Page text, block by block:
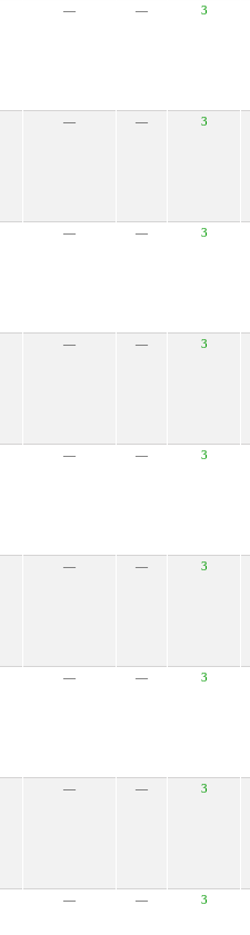
— — 3
— — 3
— — 3
— — 3
— — 3
— — 3
— — 3
— — 3
— — 3